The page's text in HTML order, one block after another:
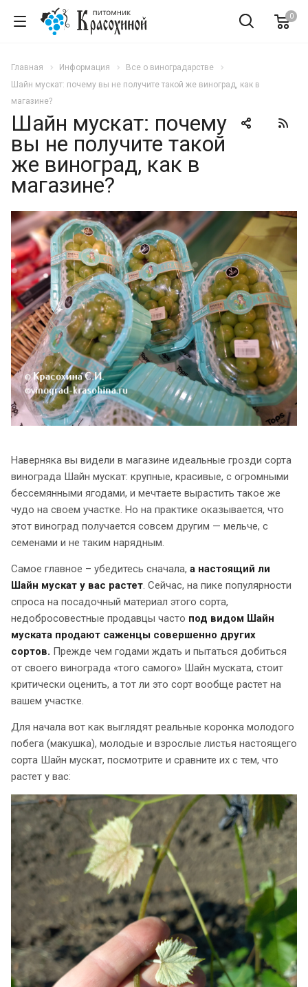
0
Главная Информация
Все о виноградарстве
Шайн мускат: почему вы не получите такой же виноград, как в
магазине?
Шайн мускат: почему
вы не получите такой
же виноград, как в
магазине?
Наверняка вы видели в магазине идеальные грозди сорта
винограда Шайн мускат: крупные, красивые, с огромными
бессемянными ягодами, и мечтаете вырастить такое же
чудо на своем участке. Но на практике оказывается, что
этот виноград получается совсем другим — мельче, с
семенами и не таким нарядным.
Самое главное – убедитесь сначала, а настоящий ли
Шайн мускат у вас растет. Сейчас, на пике популярности
спроса на посадочный материал этого сорта,
недобросовестные продавцы часто под видом Шайн
муската продают саженцы совершенно других
сортов. Прежде чем годами ждать и пытаться добиться
от своего винограда «того самого» Шайн муската, стоит
критически оценить, а тот ли это сорт вообще растет на
вашем участке.
Для начала вот как выглядят реальные коронка молодого
побега (макушка), молодые и взрослые листья настоящего
сорта Шайн мускат, посмотрите и сравните их с тем, что
растет у вас: